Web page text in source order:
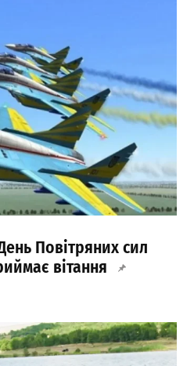
Повітряних сил
вітання